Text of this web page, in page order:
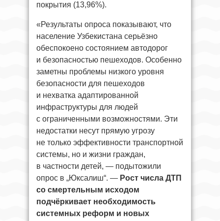
покрытия (13,96%).
«Результаты опроса показывают, что
население Узбекистана серьёзно
обеспокоено состоянием автодорог
и безопасностью пешеходов. Особенно
заметны проблемы низкого уровня
безопасности для пешеходов
и нехватка адаптированной
инфраструктуры для людей
с ограниченными возможностями. Эти
недостатки несут прямую угрозу
не только эффективности транспортной
системы, но и жизни граждан,
в частности детей, — подытожили
опрос в „Юксалиш“. — Рост числа ДТП
со смертельным исходом
подчёркивает необходимость
системных реформ и новых